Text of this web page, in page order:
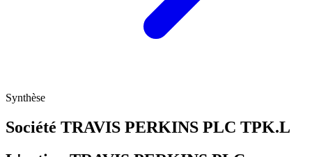
Synthèse
Société TRAVIS PERKINS PLC TPK.L